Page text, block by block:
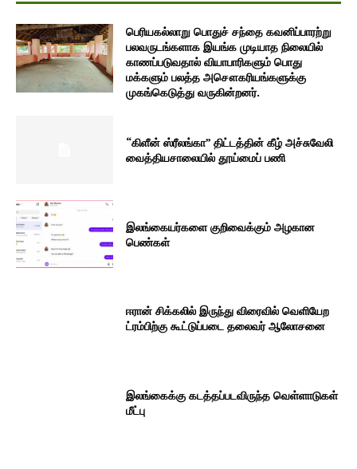
பெரியகல்லாறு பொதுச் சந்தை கவனிப்பாரற்று
பலவருடங்களாக இயங்க முடியாத நிலையில்
காணப்படுவதால் வியாபாரிகளும் பொது
மக்களும் பலத்த அசௌகரியங்களுக்கு
முகங்கெடுத்து வருகின்றனர்.
“கிளீன் ஸ்ரீலங்கா” திட்டத்தின் கீழ் அச்சுவேலி
வைத்தியசாலையில் தூய்மைப் பணி
இலங்கையர்களை குறிவைக்கும் அழகான
பெண்கள்
ஈரான் சிக்கலில் இருந்து விரைவில் வெளியேற
ட்ரம்பிற்கு கூட்டுப்படை தலைவர் ஆலோசனை
இலங்கைக்கு கடத்தப்படவிருந்த வெள்ளாடுகள்
மீட்பு